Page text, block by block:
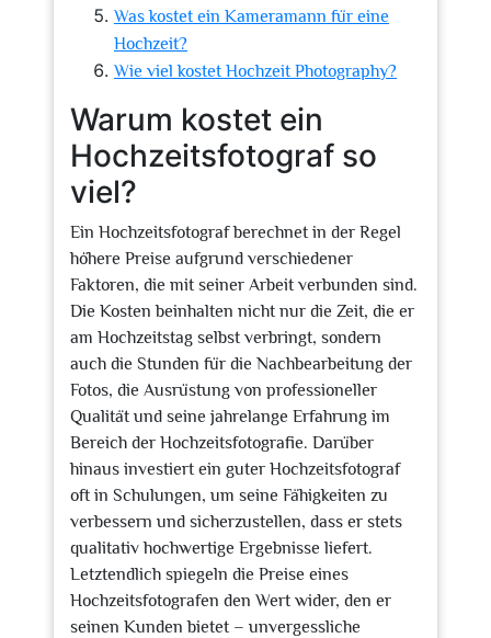
Was kostet ein Kameramann für eine
Hochzeit?
Wie viel kostet Hochzeit Photography?
Warum kostet ein
Hochzeitsfotograf so
viel?
Ein Hochzeitsfotograf berechnet in der Regel
höhere Preise aufgrund verschiedener
Faktoren, die mit seiner Arbeit verbunden sind.
Die Kosten beinhalten nicht nur die Zeit, die er
am Hochzeitstag selbst verbringt, sondern
auch die Stunden für die Nachbearbeitung der
Fotos, die Ausrüstung von professioneller
Qualität und seine jahrelange Erfahrung im
Bereich der Hochzeitsfotografie. Darüber
hinaus investiert ein guter Hochzeitsfotograf
oft in Schulungen, um seine Fähigkeiten zu
verbessern und sicherzustellen, dass er stets
qualitativ hochwertige Ergebnisse liefert.
Letztendlich spiegeln die Preise eines
Hochzeitsfotografen den Wert wider, den er
seinen Kunden bietet – unvergessliche